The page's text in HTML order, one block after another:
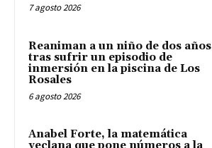
7 agosto 2026
Reaniman a un niño de dos años
tras sufrir un episodio de
inmersión en la piscina de Los
Rosales
6 agosto 2026
Anabel Forte, la matemática